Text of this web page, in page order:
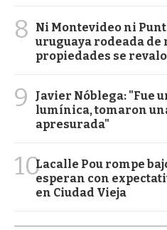
8
Ni Montevideo ni
uruguaya rodeada de
propiedades se
9
Javier Nóblega: "Fue
lumínica, tomaron
apresurada"
10Lacalle Pou rompe
esperan con
en Ciudad Vieja